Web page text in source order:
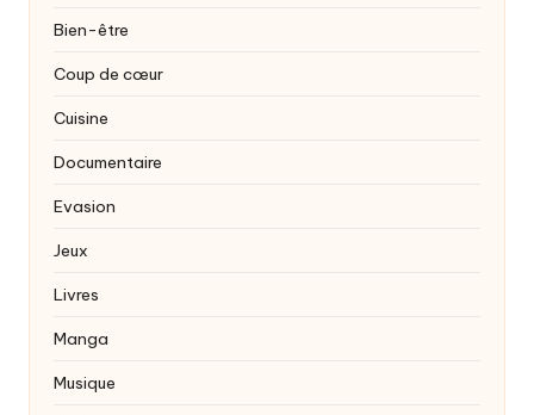
Bien-être
Coup de cœur
Cuisine
Documentaire
Evasion
Jeux
Livres
Manga
Musique